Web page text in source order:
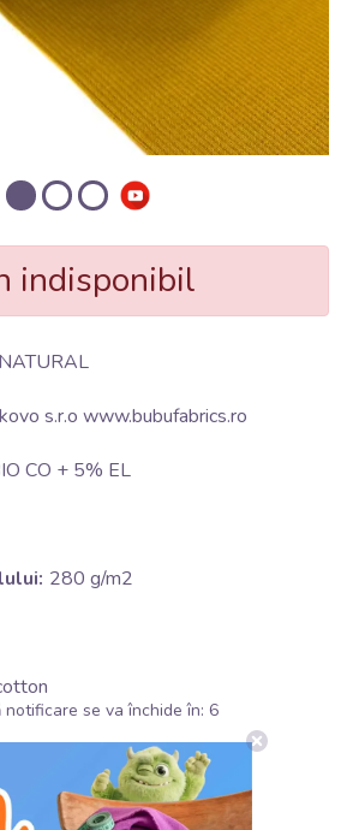
indisponibil
s.r.o www.bubufabrics.ro
CO + 5% EL
280 g/m2
notificare se va închide în: 5